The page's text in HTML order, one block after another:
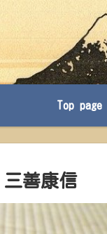
Top page
善康信